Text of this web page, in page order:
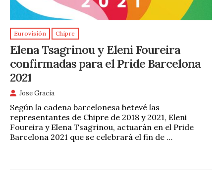
Eurovisión Chipre
Elena Tsagrinou y Eleni Foureira
confirmadas para el Pride Barcelona
2021
Jose Gracia
Según la cadena barcelonesa betevé las
representantes de Chipre de 2018 y 2021, Eleni
Foureira y Elena Tsagrinou, actuarán en el Pride
Barcelona 2021 que se celebrará el fin de …